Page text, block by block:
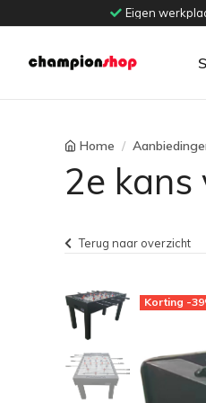
Eigen
Home
2e kans
Terug naar overzicht
Korting -